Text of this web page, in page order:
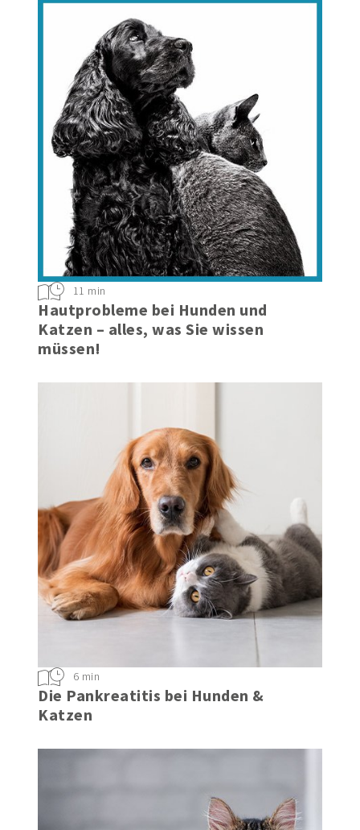
Hautprobleme bei Hunden und
Katzen – alles, was Sie wissen
müssen!
11 min
Die Pankreatitis bei Hunden &
Katzen
6 min